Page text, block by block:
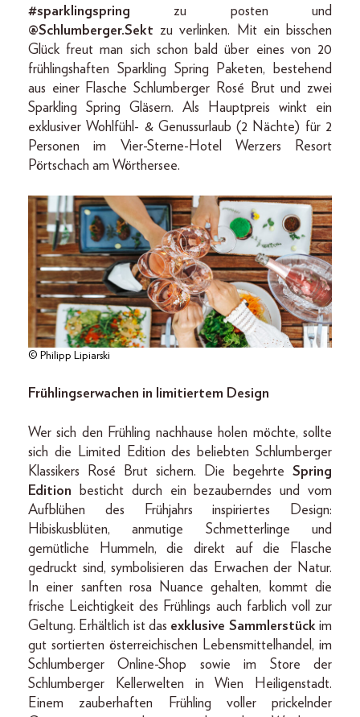
#sparklingspring zu posten und
@Schlumberger.Sekt zu verlinken. Mit ein bisschen
Glück freut man sich schon bald über eines von 20
frühlingshaften Sparkling Spring Paketen, bestehend
aus einer Flasche Schlumberger Rosé Brut und zwei
Sparkling Spring Gläsern. Als Hauptpreis winkt ein
exklusiver Wohlfühl- & Genussurlaub (2 Nächte) für 2
Personen im Vier-Sterne-Hotel Werzers Resort
Pörtschach am Wörthersee.
© Philipp Lipiarski
Frühlingserwachen in limitiertem Design
Wer sich den Frühling nachhause holen möchte, sollte
sich die Limited Edition des beliebten Schlumberger
Klassikers Rosé Brut sichern. Die begehrte Spring
Edition besticht durch ein bezauberndes und vom
Aufblühen des Frühjahrs inspiriertes Design:
Hibiskusblüten, anmutige Schmetterlinge und
gemütliche Hummeln, die direkt auf die Flasche
gedruckt sind, symbolisieren das Erwachen der Natur.
In einer sanften rosa Nuance gehalten, kommt die
frische Leichtigkeit des Frühlings auch farblich voll zur
Geltung. Erhältlich ist das exklusive Sammlerstückim
gut sortierten österreichischen Lebensmittelhandel, im
Schlumberger Online-Shop sowie im Store der
Schlumberger Kellerwelten in Wien Heiligenstadt.
Einem zauberhaften Frühling voller prickelnder